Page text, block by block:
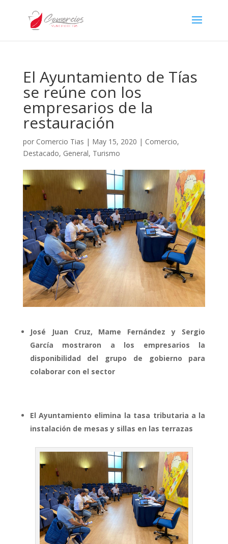
El Ayuntamiento de Tías
se reúne con los
empresarios de la
restauración
por Comercio Tias | May 15, 2020 | Comercio,
Destacado, General, Turismo
José Juan Cruz, Mame Fernández y Sergio
García mostraron a los empresarios la
disponibilidad del grupo de gobierno para
colaborar con el sector
El Ayuntamiento elimina la tasa tributaria a la
instalación de mesas y sillas en las terrazas